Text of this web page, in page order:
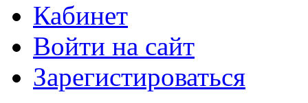
Кабинет
Войти на сайт
Зарегистироваться